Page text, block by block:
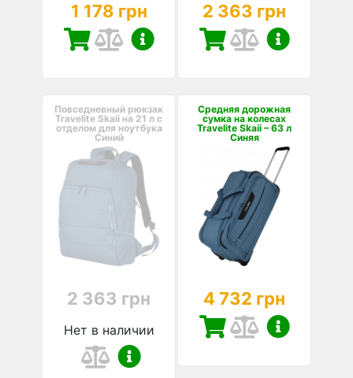
1 178 грн 2 363 грн
Повседневный рюкзак
Travelite Skaii на 21 л с
отделом для ноутбука
Синий
2 363 грн
Нет в наличии
Средняя дорожная
сумка на колесах
Travelite Skaii – 63 л
Синяя
4 732 грн